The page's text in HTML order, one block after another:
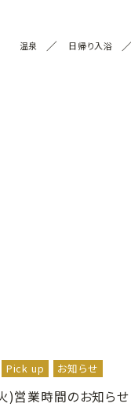
温泉 日帰り入浴
Pick up お知らせ
)営業時間のお知らせ